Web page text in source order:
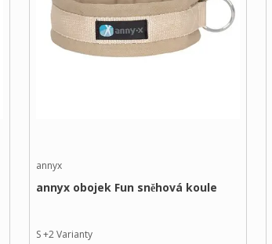
annyx
annyx obojek Fun sněhová koule
S+2Varianty